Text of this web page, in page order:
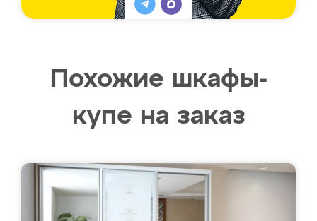
Похожие шкафы-
купе на заказ